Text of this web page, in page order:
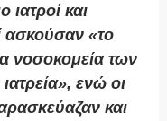
ιατροί και
ασκούσαν «το
νοσοκομεία των
ενώ οι
και